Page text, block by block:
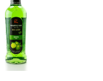
In den Korb